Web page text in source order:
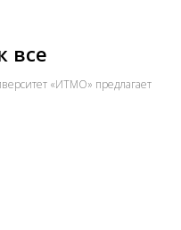
все
«ИТМО» предлагает